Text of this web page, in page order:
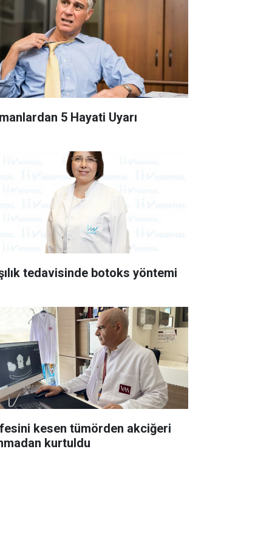
5 Hayati Uyarı
tedavisinde botoks yöntemi
kesen tümörden akciğeri
kurtuldu